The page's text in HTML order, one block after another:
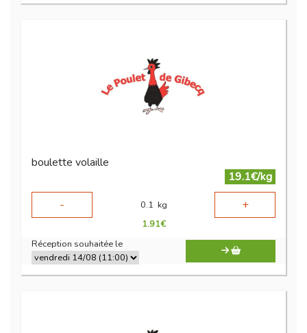
boulette volaille
19.1€/kg
-
0.1 kg +
1.91€
Réception souhaitée le